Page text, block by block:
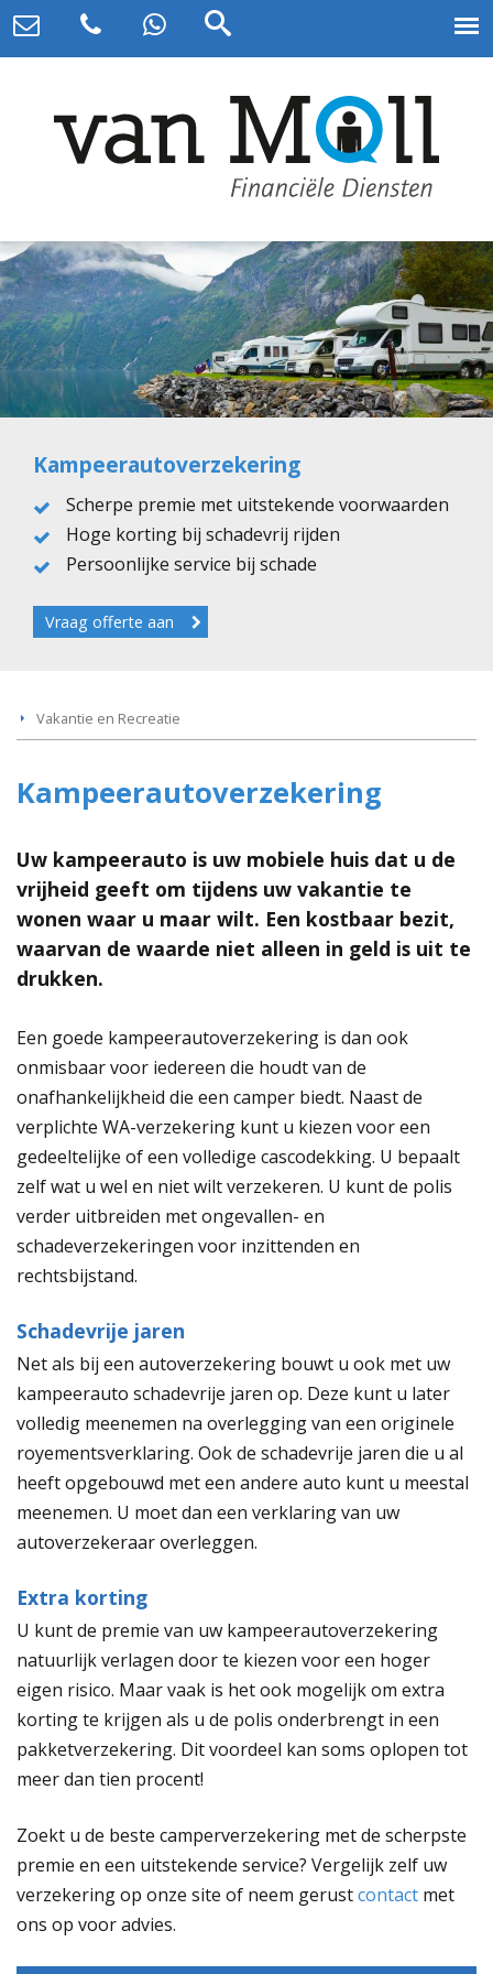
Kampeerautoverzekering
Scherpe premie met uitstekende voorwaarden
Hoge korting bij schadevrij rijden
Persoonlijke service bij schade
Vraag offerte aan
Vakantie en Recreatie
Kampeerautoverzekering
Uw kampeerauto is uw mobiele huis dat u de
vrijheid geeft om tijdens uw vakantie te
wonen waar u maar wilt. Een kostbaar bezit,
waarvan de waarde niet alleen in geld is uit te
drukken.
Een goede kampeerautoverzekering is dan ook
onmisbaar voor iedereen die houdt van de
onafhankelijkheid die een camper biedt. Naast de
verplichte WA-verzekering kunt u kiezen voor een
gedeeltelijke of een volledige cascodekking. U bepaalt
zelf wat u wel en niet wilt verzekeren. U kunt de polis
verder uitbreiden met ongevallen- en
schadeverzekeringen voor inzittenden en
rechtsbijstand.
Schadevrije jaren
Net als bij een autoverzekering bouwt u ook met uw
kampeerauto schadevrije jaren op. Deze kunt u later
volledig meenemen na overlegging van een originele
royementsverklaring. Ook de schadevrije jaren die u al
heeft opgebouwd met een andere auto kunt u meestal
meenemen. U moet dan een verklaring van uw
autoverzekeraar overleggen.
Extra korting
U kunt de premie van uw kampeerautoverzekering
natuurlijk verlagen door te kiezen voor een hoger
eigen risico. Maar vaak is het ook mogelijk om extra
korting te krijgen als u de polis onderbrengt in een
pakketverzekering. Dit voordeel kan soms oplopen tot
meer dan tien procent!
Zoekt u de beste camperverzekering met de scherpste
premie en een uitstekende service? Vergelijk zelf uw
verzekering op onze site of neem gerustcontact met
ons op voor advies.